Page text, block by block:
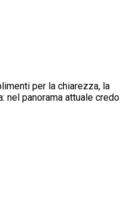
per la chiarezza, la
nel panorama attuale credo